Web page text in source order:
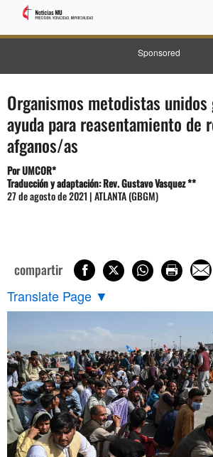
Sponsored
Organismos metodistas
ayuda para reasentamiento de
afganos/as
Por UMCOR*
Traducción y adaptación: Rev. Gustavo Vasquez **
27 de agosto de 2021 | ATLANTA (GBGM)
compartir
Translate Page ▼